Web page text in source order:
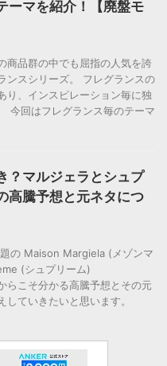
ーマを紹介！【廃盤モ
商品群の中でも屈指の人気を誇
ンスシリーズ。 フレグランスの
り、インスピレーション毎に独
今回はフレグランス毎のテーマ
？マルジェラとシュプ
高騰予想と元ネタにつ
の Maison Margiela (メゾンマ
(シュプリーム)
らこそ分かる高騰予想とその元
していきたいと思います。